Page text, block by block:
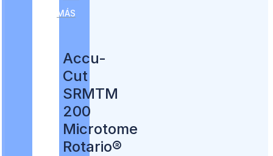
MÁS
Accu-
Cut
SRMTM
200
Microtome
Rotario®